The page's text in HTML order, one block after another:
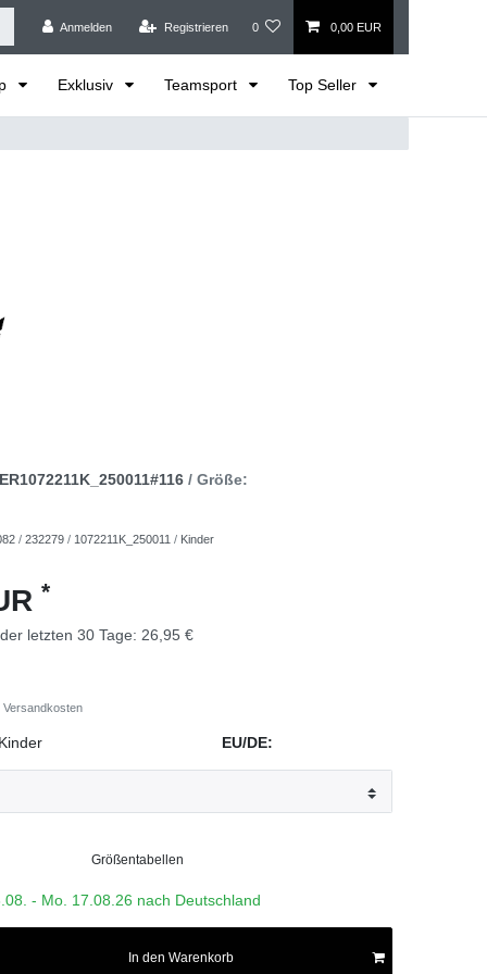
Anmelden Registrieren 0 0,00 EUR
Exklusiv Teamsport Top Seller
ER1072211K_250011#116 / Größe:
/ 232279 / 1072211K_250011 / Kinder
*
letzten 30 Tage: 26,95 €
Versandkosten
EU/DE:
Größentabellen
- Mo. 17.08.26 nach Deutschland
In den Warenkorb